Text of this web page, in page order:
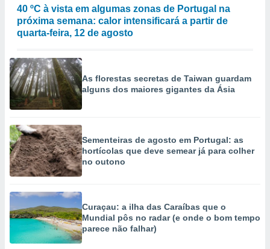
40 ºC à vista em algumas zonas de Portugal na
próxima semana: calor intensificará a partir de
quarta-feira, 12 de agosto
As florestas secretas de Taiwan guardam
alguns dos maiores gigantes da Ásia
Sementeiras de agosto em Portugal: as
hortícolas que deve semear já para colher
no outono
Curaçau: a ilha das Caraíbas que o
Mundial pôs no radar (e onde o bom tempo
parece não falhar)